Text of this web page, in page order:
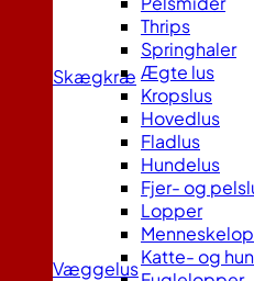
Skægkræ
Væggelus
Thrips
Springhaler
Ægte lus
Kropslus
Hovedlus
Fladlus
Hundelus
Fjer- og
Lopper
Katte- og